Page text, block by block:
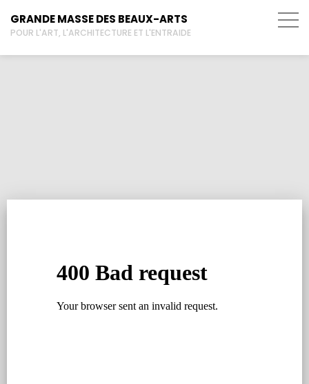
GRANDE MASSE DES BEAUX-ARTS
POUR L'ART, L'ARCHITECTURE ET L'ENTRAIDE